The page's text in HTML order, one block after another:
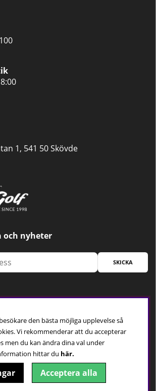
1, 541 50 Skövde
och nyheter
SKICKA
den bästa möjliga upplevelse så
Vi rekommenderar att du accepterar
men du kan ändra dina val under
hittar du här.
Acceptera alla